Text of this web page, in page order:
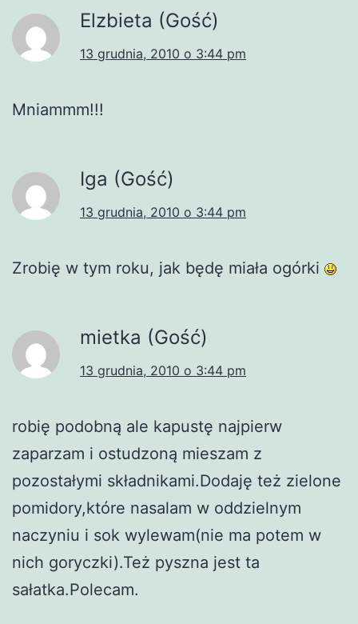
Elzbieta (Gość)
13 grudnia, 2010 o 3:44 pm
Mniammm!!!
Iga (Gość)
13 grudnia, 2010 o 3:44 pm
Zrobię w tym roku, jak będę miała ogórki
mietka (Gość)
13 grudnia, 2010 o 3:44 pm
robię podobną ale kapustę najpierw
zaparzam i ostudzoną mieszam z
pozostałymi składnikami.Dodaję też zielone
pomidory,które nasalam w oddzielnym
naczyniu i sok wylewam(nie ma potem w
nich goryczki).Też pyszna jest ta
sałatka.Polecam.